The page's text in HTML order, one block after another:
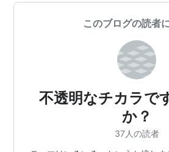
このブログの読者
不透明なチカラで
か？
37人の読者